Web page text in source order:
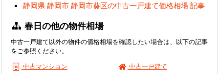
静岡県 静岡市 静岡市葵区の中古一戸建て価格相場 記事
春日の他の物件相場
中古一戸建て以外の物件の価格相場を確認したい場合は、以下の記事
をご参照ください。
中古マンション
中古一戸建て